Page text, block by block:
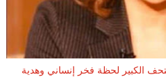
الكبير لحظة فخر إنساني وهدية